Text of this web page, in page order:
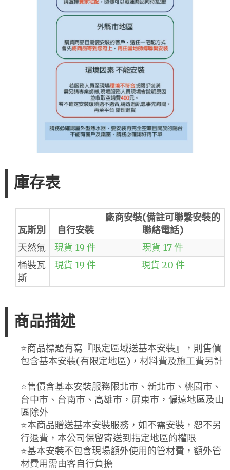
庫存表
瓦斯別 自行安裝
廠商安裝(備註可聯繫安裝的
聯絡電話)
天然氣
現貨 19 件
現貨 17 件
桶裝瓦
斯
現貨 19 件 現貨 20 件
商品描述
⭐️商品標題有寫『限定區域送基本安裝』，則售價
包含基本安裝(有限定地區)，材料費及施工費另計
⭐️售價含基本安裝服務限北市、新北市、桃園市、
台中市、台南市、高雄市，屏東市，偏遠地區及山
區除外
⭐️本商品贈送基本安裝服務，如不需安裝，恕不另
行退費，本公司保留寄送到指定地區的權限
⭐️基本安裝不包含現場額外使用的管材費，額外管
材費用需由客自行負擔